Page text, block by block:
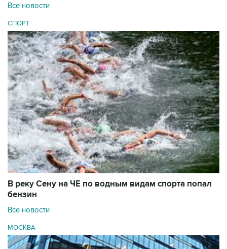
Все новости
СПОРТ
В реку Сену на ЧЕ по водным видам спорта попал
бензин
Все новости
МОСКВА